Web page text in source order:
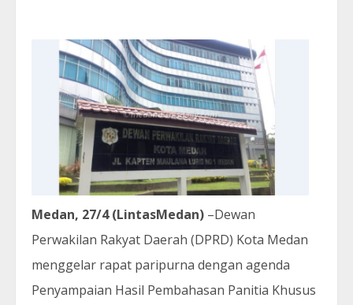
Medan, 27/4 (LintasMedan) –Dewan
Perwakilan Rakyat Daerah (DPRD) Kota Medan
menggelar rapat paripurna dengan agenda
Penyampaian Hasil Pembahasan Panitia Khusus